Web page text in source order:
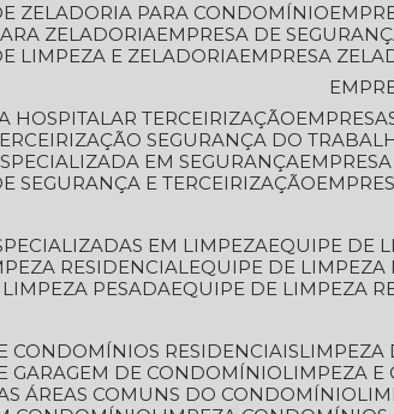
ZELADORIA PARA CONDOMÍNIO
ZELADORIA
EMPRESA DE
LIMPEZA E ZELADORIA
EMPRESA
HOSPITALAR TERCEIRIZAÇÃO
SEGURANÇA DO
EM SEGURANÇA
SEGURANÇA E TERCEIRIZAÇÃO
EM LIMPEZA EQUIPE DE
RESIDENCIAL EQUIPE DE LIMPEZA
LIMPEZA PESADA EQUIPE DE LIMPEZA
CONDOMÍNIOS RESIDENCIAIS
GARAGEM DE CONDOMÍNIO
LIMPEZA
ÁREAS COMUNS DO CONDOMÍNIO